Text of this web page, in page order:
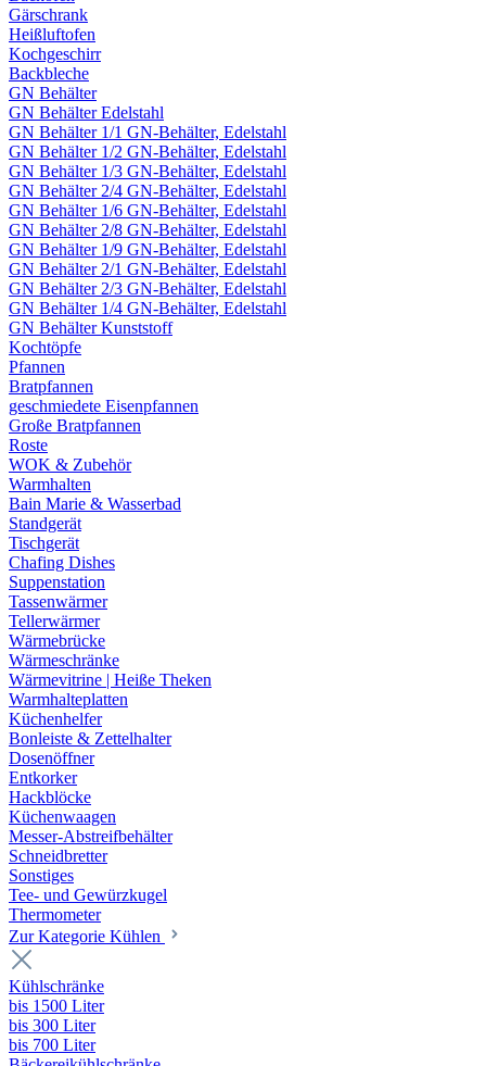
Gärschrank
Heißluftofen
Kochgeschirr
Backbleche
GN Behälter
GN Behälter Edelstahl
GN Behälter 1/1 GN-Behälter, Edelstahl
GN Behälter 1/2 GN-Behälter, Edelstahl
GN Behälter 1/3 GN-Behälter, Edelstahl
GN Behälter 2/4 GN-Behälter, Edelstahl
GN Behälter 1/6 GN-Behälter, Edelstahl
GN Behälter 2/8 GN-Behälter, Edelstahl
GN Behälter 1/9 GN-Behälter, Edelstahl
GN Behälter 2/1 GN-Behälter, Edelstahl
GN Behälter 2/3 GN-Behälter, Edelstahl
GN Behälter 1/4 GN-Behälter, Edelstahl
GN Behälter Kunststoff
Kochtöpfe
Pfannen
Bratpfannen
geschmiedete Eisenpfannen
Große Bratpfannen
Roste
WOK & Zubehör
Warmhalten
Bain Marie & Wasserbad
Standgerät
Tischgerät
Chafing Dishes
Suppenstation
Tassenwärmer
Tellerwärmer
Wärmebrücke
Wärmeschränke
Wärmevitrine | Heiße Theken
Warmhalteplatten
Küchenhelfer
Bonleiste & Zettelhalter
Dosenöffner
Entkorker
Hackblöcke
Küchenwaagen
Messer-Abstreifbehälter
Schneidbretter
Sonstiges
Tee- und Gewürzkugel
Thermometer
Zur Kategorie Kühlen
Kühlschränke
bis 1500 Liter
bis 300 Liter
bis 700 Liter